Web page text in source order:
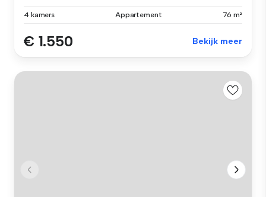
4 kamers Appartement 76 m²
€ 1.550 Bekijk meer